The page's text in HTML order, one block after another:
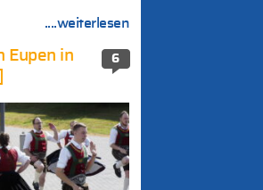
....weiterlesen
6
Eupen in